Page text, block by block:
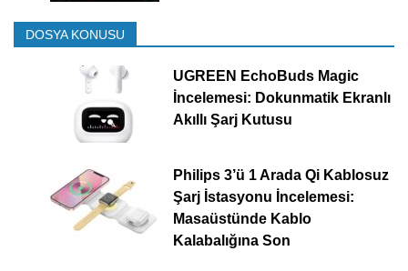
DOSYA KONUSU
UGREEN EchoBuds Magic
İncelemesi: Dokunmatik Ekranlı
Akıllı Şarj Kutusu
Philips 3’ü 1 Arada Qi Kablosuz
Şarj İstasyonu İncelemesi:
Masaüstünde Kablo
Kalabalığına Son